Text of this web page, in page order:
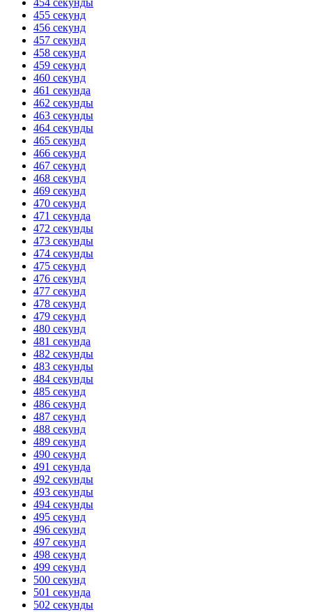
454 секунды
455 секунд
456 секунд
457 секунд
458 секунд
459 секунд
460 секунд
461 секунда
462 секунды
463 секунды
464 секунды
465 секунд
466 секунд
467 секунд
468 секунд
469 секунд
470 секунд
471 секунда
472 секунды
473 секунды
474 секунды
475 секунд
476 секунд
477 секунд
478 секунд
479 секунд
480 секунд
481 секунда
482 секунды
483 секунды
484 секунды
485 секунд
486 секунд
487 секунд
488 секунд
489 секунд
490 секунд
491 секунда
492 секунды
493 секунды
494 секунды
495 секунд
496 секунд
497 секунд
498 секунд
499 секунд
500 секунд
501 секунда
502 секунды